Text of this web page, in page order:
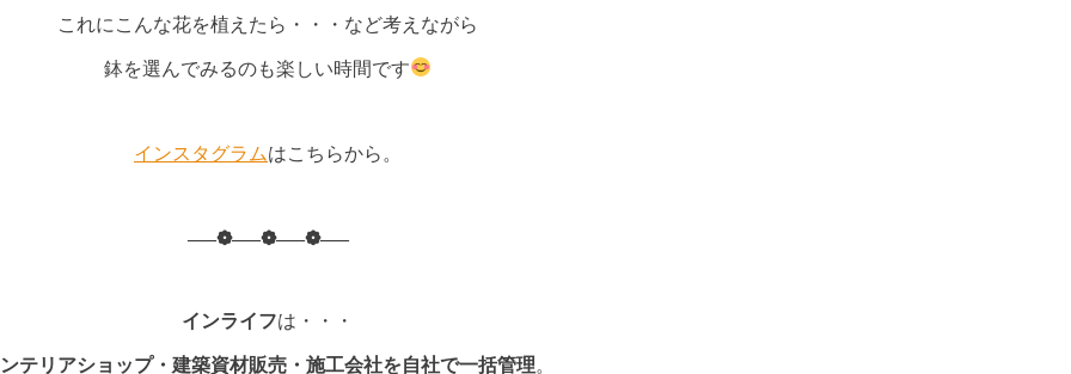
これにこんな花を植えたら・・・など考えながら
鉢を選んでみるのも楽しい時間です
インスタグラムはこちらから。
—–❁—–❁—–❁—–
インライフは・・・
テリアショップ・建築資材販売・施工会社を自社で一括管理。